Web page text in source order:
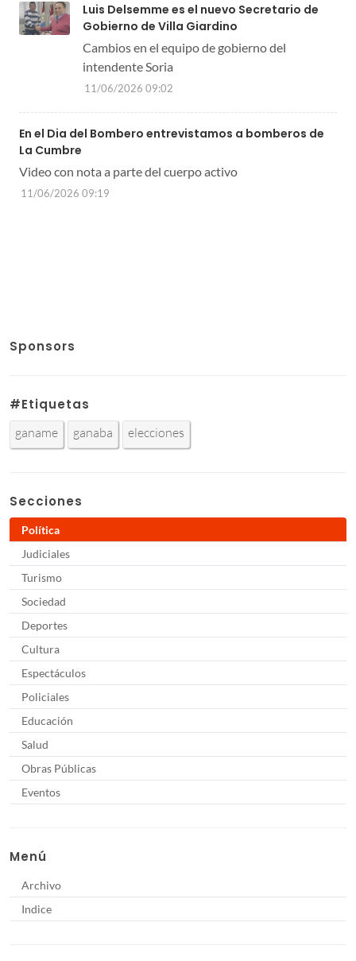
Luis Delsemme es el nuevo Secretario de
Gobierno de Villa Giardino
Cambios en el equipo de gobierno del
intendente Soria
11/06/2026 09:02
En el Dia del Bombero entrevistamos a bomberos de
La Cumbre
Video con nota a parte del cuerpo activo
11/06/2026 09:19
Sponsors
#Etiquetas
ganame ganaba elecciones
Secciones
Política
Judiciales
Turismo
Sociedad
Deportes
Cultura
Espectáculos
Policiales
Educación
Salud
Obras Públicas
Eventos
Menú
Archivo
Indice